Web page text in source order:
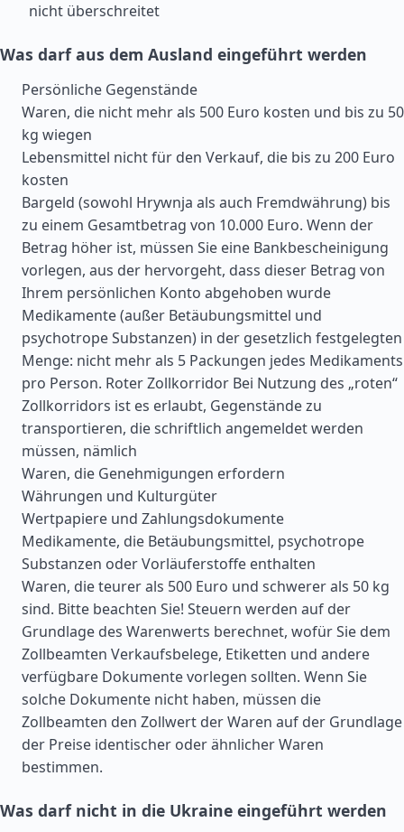
nicht überschreitet
Was darf aus dem Ausland eingeführt werden
Persönliche Gegenstände
Waren, die nicht mehr als 500 Euro kosten und bis zu 50
kg wiegen
Lebensmittel nicht für den Verkauf, die bis zu 200 Euro
kosten
Bargeld (sowohl Hrywnja als auch Fremdwährung) bis
zu einem Gesamtbetrag von 10.000 Euro. Wenn der
Betrag höher ist, müssen Sie eine Bankbescheinigung
vorlegen, aus der hervorgeht, dass dieser Betrag von
Ihrem persönlichen Konto abgehoben wurde
Medikamente (außer Betäubungsmittel und
psychotrope Substanzen) in der gesetzlich festgelegten
Menge: nicht mehr als 5 Packungen jedes Medikaments
pro Person. Roter Zollkorridor Bei Nutzung des „roten“
Zollkorridors ist es erlaubt, Gegenstände zu
transportieren, die schriftlich angemeldet werden
müssen, nämlich
Waren, die Genehmigungen erfordern
Währungen und Kulturgüter
Wertpapiere und Zahlungsdokumente
Medikamente, die Betäubungsmittel, psychotrope
Substanzen oder Vorläuferstoffe enthalten
Waren, die teurer als 500 Euro und schwerer als 50 kg
sind. Bitte beachten Sie! Steuern werden auf der
Grundlage des Warenwerts berechnet, wofür Sie dem
Zollbeamten Verkaufsbelege, Etiketten und andere
verfügbare Dokumente vorlegen sollten. Wenn Sie
solche Dokumente nicht haben, müssen die
Zollbeamten den Zollwert der Waren auf der Grundlage
der Preise identischer oder ähnlicher Waren
bestimmen.
Was darf nicht in die Ukraine eingeführt werden